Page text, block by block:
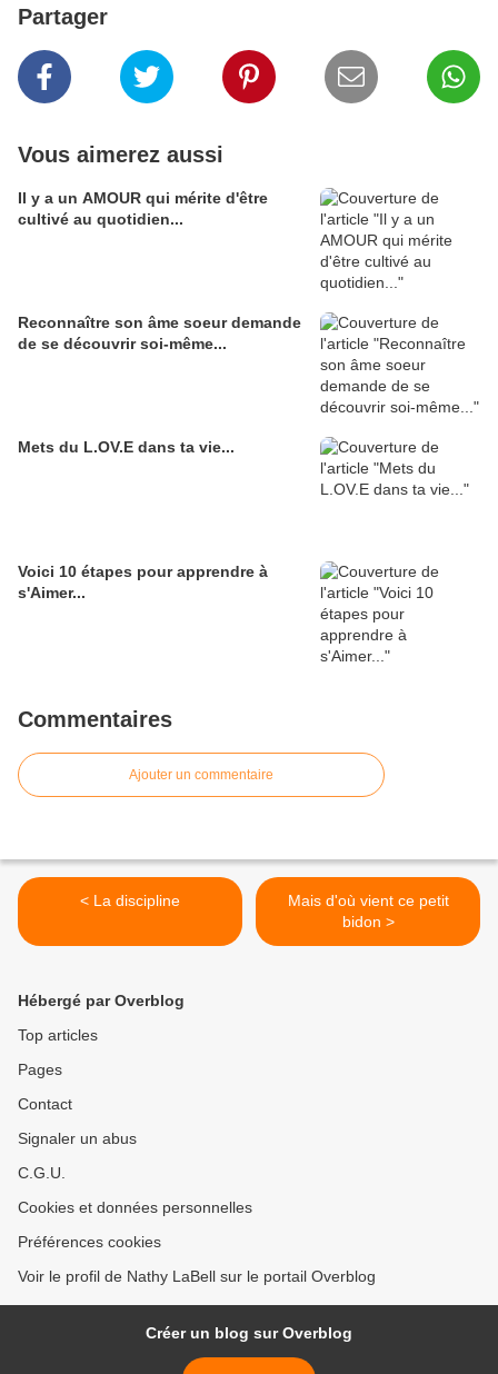
Partager
Vous aimerez aussi
Il y a un AMOUR qui mérite d'être
cultivé au quotidien...
Reconnaître son âme soeur demande
de se découvrir soi-même...
Mets du L.OV.E dans ta vie...
Voici 10 étapes pour apprendre à
s'Aimer...
Commentaires
Ajouter un commentaire
< La discipline
Mais d'où vient ce petit
bidon >
Hébergé par Overblog
Top articles
Pages
Contact
Signaler un abus
C.G.U.
Cookies et données personnelles
Préférences cookies
Voir le profil de Nathy LaBell sur le portail Overblog
Créer un blog sur Overblog